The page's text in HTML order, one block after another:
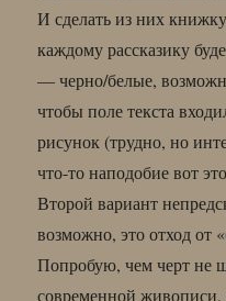
И сделать из них
каждому рассказику
— черно/белые,
чтобы поле текста
рисунок (трудно, но
что-то наподобие вот
Второй вариант
возможно, это отход
Попробую, чем черт не
современной живописи,